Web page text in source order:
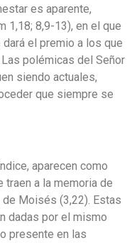
es aparente,
1,18; 8,9-13), en el que
el premio a los que
polémicas del Señor
siendo actuales,
que siempre se
aparecen como
a la memoria de
Moisés (3,22). Estas
dadas por el mismo
presente en las